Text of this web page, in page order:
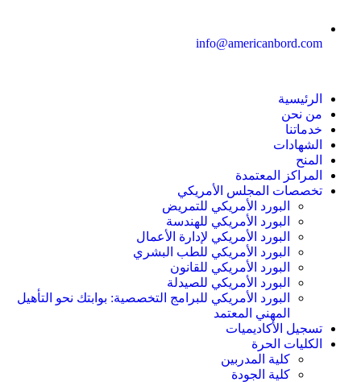
info@americanbord.com
الرئيسية
من نحن
خدماتنا
الشهادات
المنح
المراكز المعتمدة
تخصصات المجلس الأمريكي
البورد الأمريكي للتمريض
البورد الأمريكي للهندسة
البورد الأمريكي لإدارة الأعمال
البورد الأمريكي للطب البشري
البورد الأمريكي للقانون
البورد الأمريكي للصيدلة
البورد الأمريكي للبرامج التخصصية: بوابتك نحو التأهيل
المهني المعتمد
تسجيل الأكاديميات
الكليات الحرة
كلية المدربين
كلية الجودة